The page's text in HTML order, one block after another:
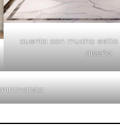
cuenta con mucho
diseño